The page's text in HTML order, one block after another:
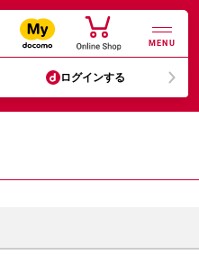
MENU
ログインする